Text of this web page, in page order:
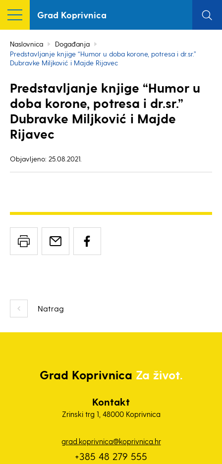
Grad Koprivnica
Natrag
Naslovnica
Događanja
Predstavljanje knjige “Humor u doba korone, potresa i dr.sr.”
Dubravke Miljković i Majde Rijavec
Predstavljanje knjige “Humor u
doba korone, potresa i dr.sr.”
Dubravke Miljković i Majde
Rijavec
Objavljeno: 25.08.2021.
Grad Koprivnica Za život.
Kontakt
Zrinski trg 1, 48000 Koprivnica
grad.koprivnica@koprivnica.hr
+385 48 279 555